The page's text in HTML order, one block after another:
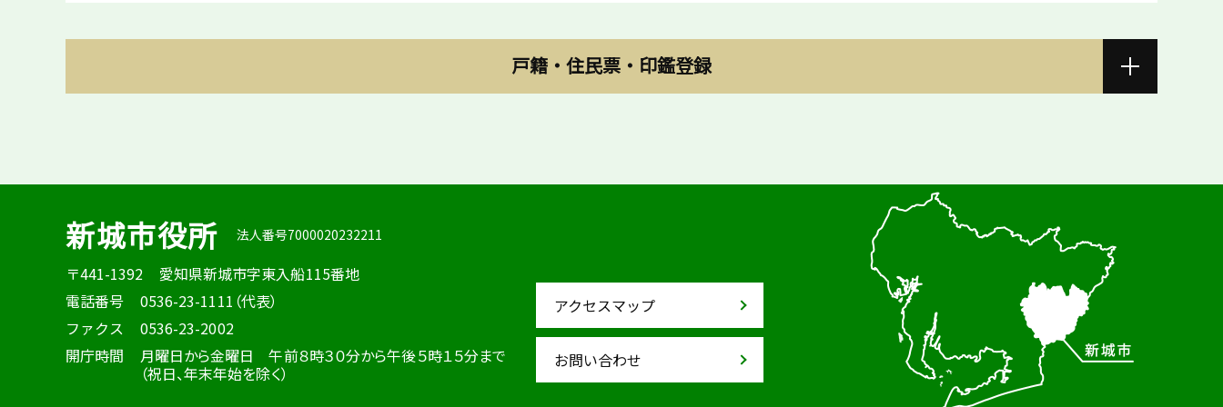
戸籍・住民票・印鑑登録
新城市役所 法人番号7000020232211
〒441-1392
愛知県新城市字東入船115番地
電話番号
0536-23-1111（代表）
ファクス
0536-23-2002
開庁時間
月曜日から金曜日 午前８時３０分から午後５時１５分まで
（祝日、年末年始を除く）
アクセスマップ
お問い合わせ